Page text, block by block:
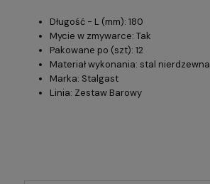
Długość - L (mm): 180
Mycie w zmywarce: Tak
Pakowane po (szt): 12
Materiał wykonania: stal nierdzewna
Marka: Stalgast
Linia: Zestaw Barowy